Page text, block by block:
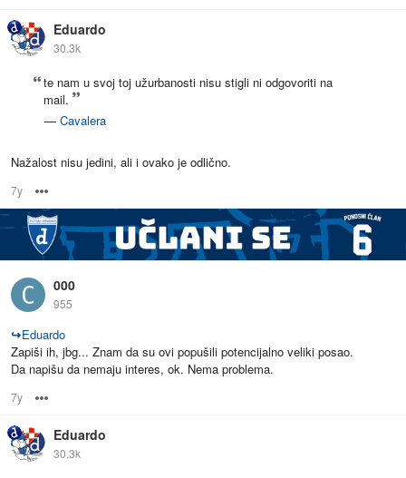
Eduardo
30.3k
te nam u svoj toj užurbanosti nisu stigli ni odgovoriti na
mail.
— Cavalera
Nažalost nisu jedini, ali i ovako je odlično.
7y
000
955
↪Eduardo
Zapiši ih, jbg... Znam da su ovi popušili potencijalno veliki posao.
Da napišu da nemaju interes, ok. Nema problema.
7y
Eduardo
30.3k